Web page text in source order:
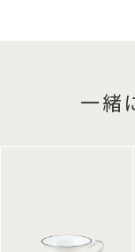
一緒